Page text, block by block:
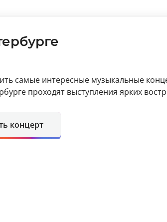
самые интересные музыкальные
проходят выступления ярких
концерт